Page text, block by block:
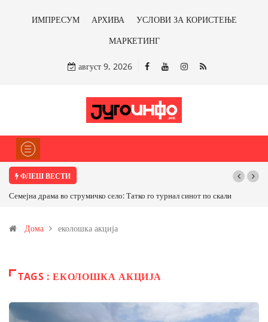
ИМПРЕСУМ АРХИВА
УСЛОВИ ЗА КОРИСТЕЊЕ
МАРКЕТИНГ
август 9, 2026
ФЛЕШ ВЕСТИ
во струмичко село: Татко го турнал синот по скалиТРАМП НАРЕДИ
Дома еколошка акција
TAGS : ЕКОЛОШКА АКЦИЈА